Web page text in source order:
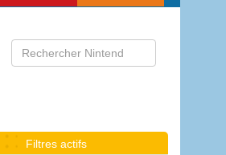
Filtres actifs